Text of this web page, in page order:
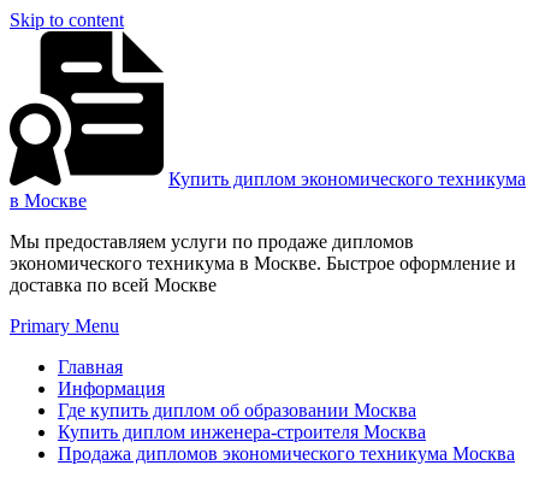
Skip to content
Купить диплом экономического техникума
в Москве
Мы предоставляем услуги по продаже дипломов
экономического техникума в Москве. Быстрое оформление и
доставка по всей Москве
Primary Menu
Главная
Информация
Где купить диплом об образовании Москва
Купить диплом инженера-строителя Москва
Продажа дипломов экономического техникума Москва